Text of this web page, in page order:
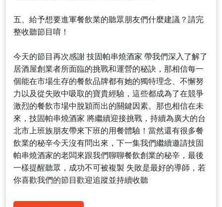
五、給予想要進軍餐飲業的聽眾朋友們什麼建議？請完
整收聽節目唷！
今天的節目再次感謝 技固帕串燒酒家 帶我們深入了解了
居酒屋創業者所面臨的挑戰和運營的秘訣，那相信每一
個能在市場生存的餐飲品牌都有她的獨特理念、不懈努
力以及從失敗中吸取的寶貴經驗，這些都成為了在競爭
激烈的餐飲市場中脫穎而出的關鍵因素。那也相信在未
來，技固帕串燒酒家 將繼續迎接挑戰，持續為廣大的台
北市上班族朋友帶來下班的用餐體驗！當然還有很多餐
飲業的秘辛今天沒有問出來，下一集我們繼續邀請技固
帕串燒酒家的老闆來跟我們聊聊餐飲創業的秘辛，最後
一樣提醒聽眾，成功不可被複製 失敗是最好的導師，若
你喜歡我們的節目歡迎追蹤並持續收聽